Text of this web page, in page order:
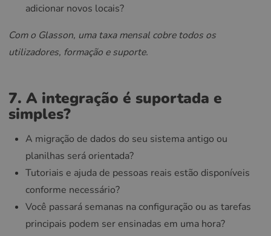
adicionar novos locais?
Com o Glasson, uma taxa mensal cobre todos os
utilizadores, formação e suporte.
7. A integração é suportada e
simples?
A migração de dados do seu sistema antigo ou
planilhas será orientada?
Tutoriais e ajuda de pessoas reais estão disponíveis
conforme necessário?
Você passará semanas na configuração ou as tarefas
principais podem ser ensinadas em uma hora?